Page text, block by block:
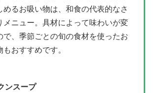
めるお吸い物は、和食の代表的なさ
メニュー。具材によって味わいが変
で、季節ごとの旬の食材を使ったお
もおすすめです。
ンスープ